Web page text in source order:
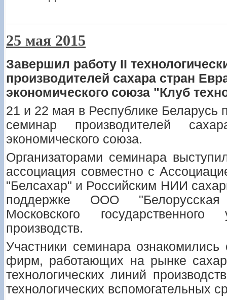
25 мая 2015
Завершил работу II
производителей сахара стран
экономического союза "Клуб
21 и 22 мая в Республике
семинар производителей
экономического союза.
Организаторами семинара
ассоциация совместно с
"Белсахар" и Российским НИИ
поддержке ООО
Московского
производств.
Участники семинара
фирм, работающих на рынке
технологических линий
технологических вспомогательных